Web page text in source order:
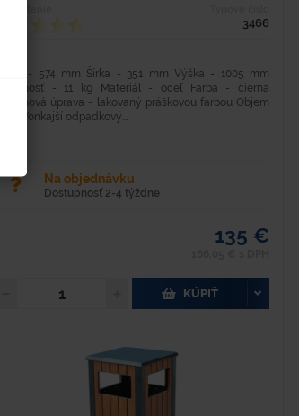
3466
Dĺžka - 574 mm Šírka - 351 mm Výška - 1005 mm
Hmotnosť - 11 kg Materiál - oceľ Farba - čierna
Povrchová úprava - lakovaný práškovou farbou Objem
- 35 l Vonkajší odpadkový...
Na objednávku
Dostupnosť 2-4 týždne
135 €
KÚPIŤ